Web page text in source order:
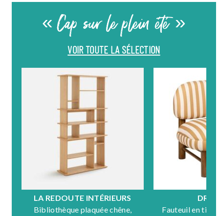
« Cap sur le plein été »
VOIR TOUTE LA SÉLECTION
LA REDOUTE INTÉRIEURS
Bibliothèque plaquée chêne,
Fauteuil en